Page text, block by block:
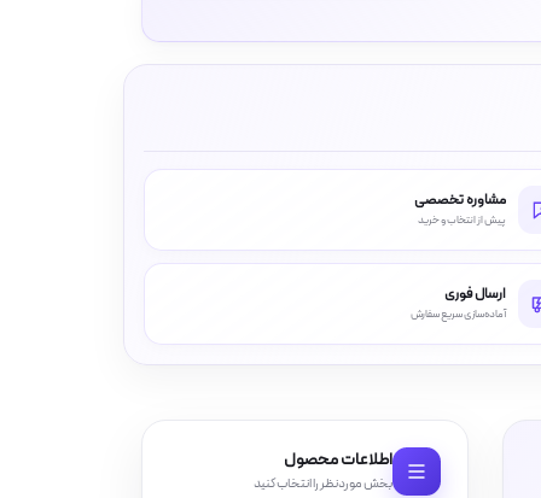
اطلاعات محصول
بخش موردنظر را انتخاب کنید
مشاوره تخصصی
پیش از انتخاب و خرید
ارسال فوری
آماده‌سازی سریع سفارش